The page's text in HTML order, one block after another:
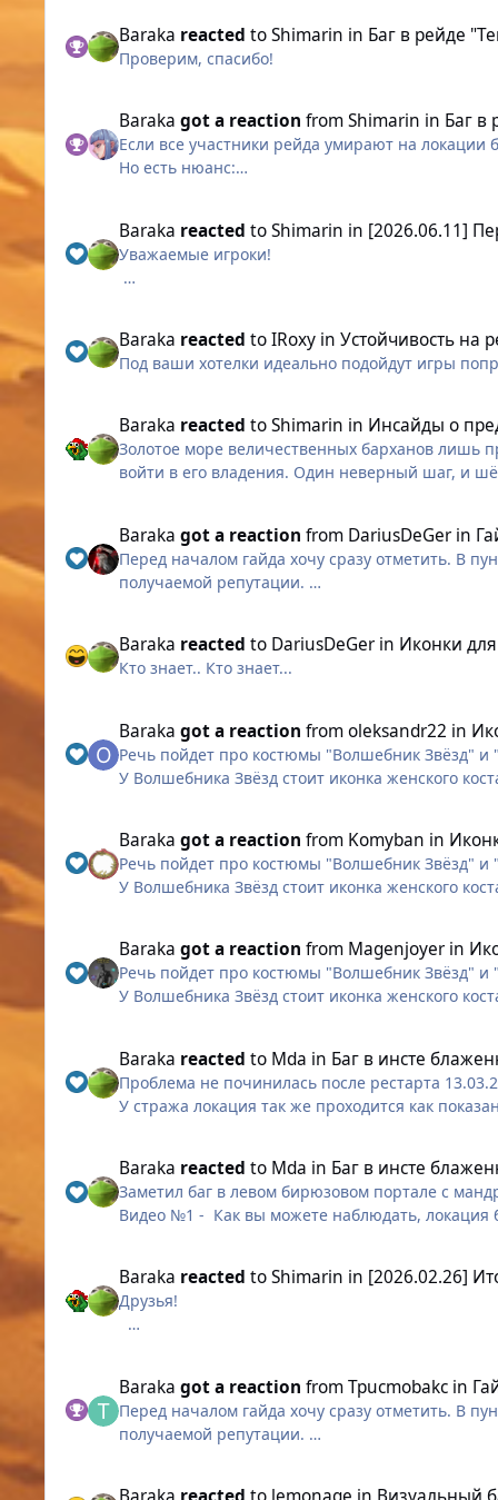
Динамические задания доступные с ранга
Пустынный морок
Знаки отличия
Погребённое в песке
Динамические задания доступные с ранга
Baraka reacted toShimarin in Баг в рейде
Проверим, спасибо!
Baraka got a reaction fromShimarin in Баг в
Если все участники рейда умирают на локации
Но есть нюанс:
Проходы при этом не открываются, до конца
(Возможно тут механика, как у Льва в песках,
ресается)
Baraka reacted toShimarin in [2026.06.11]
Уважаемые игроки!
Что изменится:
Турнирное гильдейское событие на GvG-
Исправлена ошибка, из-за которой
“Магическая пролонгация”. Исправлена ошибка, из-за которой бонус к параметру "Подчинение" от навыка “Колдовская брешь” не накладывался на персонажа.
Обновлены расчётные значения масштаба интерфейса для ПК и мобильных
Windows XP. Исправлено некорректное масштабирование моделей и причёсок персонажей. Обновлён внешний вид цифровых шрифтов. Новые настройки на вкладке
“Экран”
Исправлена ошибка, из-за которой в некоторых
изменения будут доступны только в новой
Представленные в версии клиента 13.4.1
игроков.
Мы уже готовим следующий этап изменений, в
На время перезагрузки активные эликсиры и
персонаж находился в подземелье.
Команда Warspear Online
Baraka reacted toIRoxy inУстойчивость на
Под ваши хотелки идеально подойдут игры
Baraka reacted toShimarin in Инсайды о
Золотое море величественных барханов лишь
войти в его владения. Один неверный шаг, и
Baraka got a reaction from DariusDeGer in
Перед началом гайда хочу сразу отметить. В
получаемой репутации.
Динамические задания без ранга (доступны
Ритуал мордрудов
Сходка Бандитов
Динамические задания доступные с ранга
Пустынный морок
Динамические задания доступные с ранга
Знаки отличия
Погребённое в песке
Бесхозный артефакт
Baraka reacted to DariusDeGer in Иконки для
Кто знает.. Кто знает...
Baraka got a reaction fromoleksandr22 in
Речь пойдет про костюмы "Волшебник Звёзд" и
У Волшебника Звёзд стоит иконка женского
(p.s просто сомневаюсь, что волшебник
Baraka got a reaction from Komyban in
Речь пойдет про костюмы "Волшебник Звёзд" и
У Волшебника Звёзд стоит иконка женского
(p.s просто сомневаюсь, что волшебник
Baraka got a reaction from Magenjoyer in
Речь пойдет про костюмы "Волшебник Звёзд" и
У Волшебника Звёзд стоит иконка женского
(p.s просто сомневаюсь, что волшебник
Baraka reacted to Mda in Баг в инсте
Проблема не починилась после рестарта
У стража локация так же проходится как
Baraka reacted to Mda in Баг в инсте
Заметил баг в левом бирюзовом портале с
Видео №1 - Как вы можете наблюдать, локация
было замечено, что если мандрагора
обратно, как и должно быть) и лока не багается.
Как вывод, не знаю, является ли это
P.S. Бонус мем))))
Видео №3 - Без комментариев.
@Shimarin @Holmes Прошу Вас обратить на
Ссылки на видео:
Видео №2 - https://youtu.be/q3_XIBQWKzo
Baraka reacted toShimarin in [2026.02.26]
Друзья!
Baraka got a reaction fromTpucmobakc in
Перед началом гайда хочу сразу отметить. В
получаемой репутации.